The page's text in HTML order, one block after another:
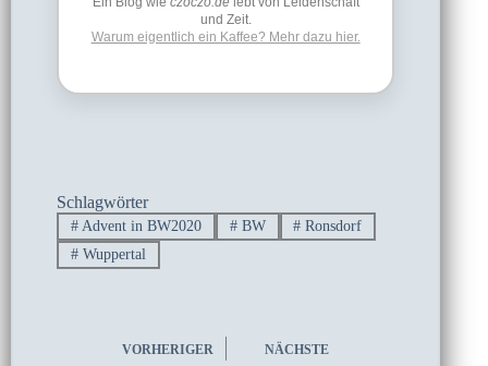
und Zeit.
Warum eigentlich ein Kaffee? Mehr dazu hier.
Schlagwörter
#Advent in BW2020 #BW # Ronsdorf
#Wuppertal
VORHERIGER NÄCHSTE